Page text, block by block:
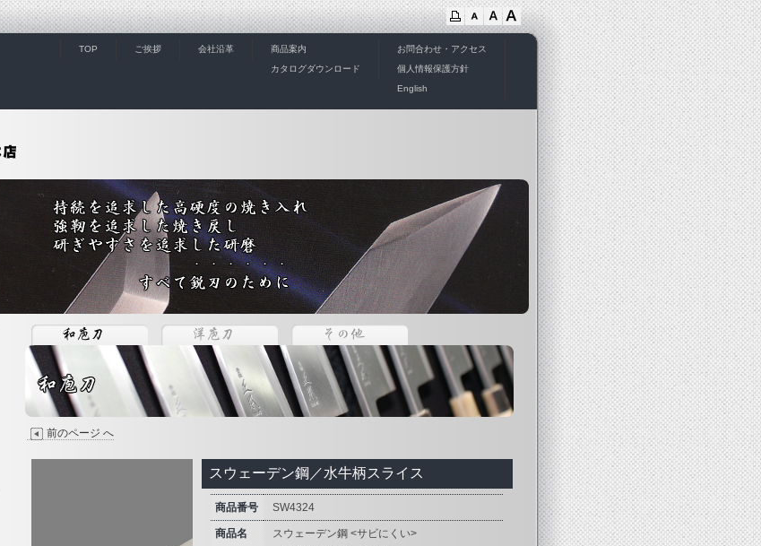
TOP ご挨拶 会社沿革
商品案内
カタログダウンロード
お問合わせ・アクセス
個人情報保護方針
English
前のページ へ
スウェーデン鋼／水牛柄スライス
商品番号 SW4324
商品名 スウェーデン鋼 <サビにくい>